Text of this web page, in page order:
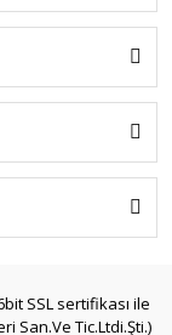
SSL sertifikası ile
San.Ve Tic.Ltdi.Şti.)